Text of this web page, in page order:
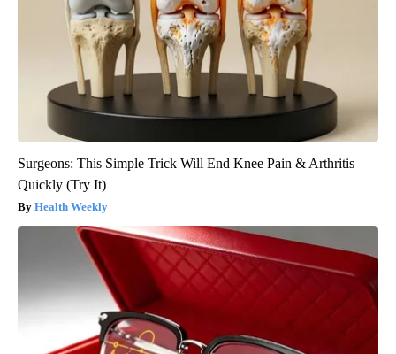
Surgeons: This Simple Trick Will End Knee Pain & Arthritis
Quickly (Try It)
Health Weekly